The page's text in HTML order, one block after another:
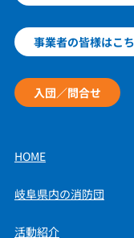
事業者の皆様はこ
入団／問合せ
HOME
岐阜県内の消防団
活動紹介